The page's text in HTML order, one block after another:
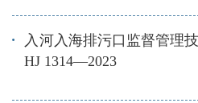
入河入海排污口监督管理
HJ 1314—2023